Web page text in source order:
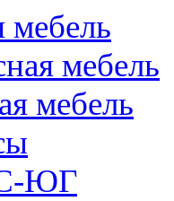
мебель
мебель
мебель
ЮГ